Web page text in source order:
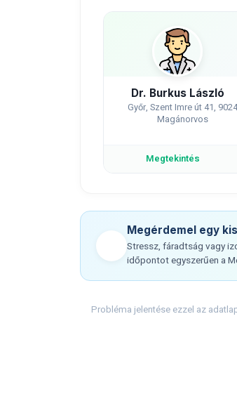
Dr. Burkus László
Győr, Szent Imre út 41, 9024
Magánorvos
Megtekintés
Megérdemel egy
Stressz, fáradtság vagy
időpontot egyszerűen a
Probléma jelentése ezzel az